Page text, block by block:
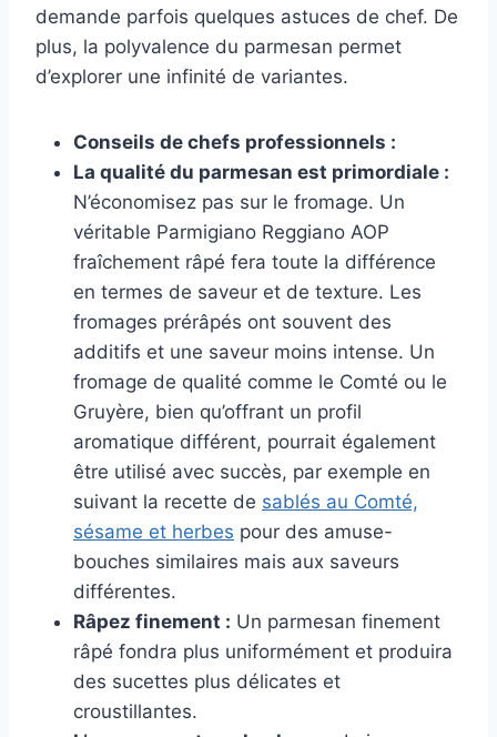
demande parfois quelques astuces de chef. De
plus, la polyvalence du parmesan permet
d’explorer une infinité de variantes.
Conseils de chefs professionnels :
La qualité du parmesan est primordiale :
N’économisez pas sur le fromage. Un
véritable Parmigiano Reggiano AOP
fraîchement râpé fera toute la différence
en termes de saveur et de texture. Les
fromages prérâpés ont souvent des
additifs et une saveur moins intense. Un
fromage de qualité comme le Comté ou le
Gruyère, bien qu’offrant un profil
aromatique différent, pourrait également
être utilisé avec succès, par exemple en
suivant la recette de sablés au Comté,
sésame et herbes pour des amuse-
bouches similaires mais aux saveurs
différentes.
Râpez finement : Un parmesan finement
râpé fondra plus uniformément et produira
des sucettes plus délicates et
croustillantes.